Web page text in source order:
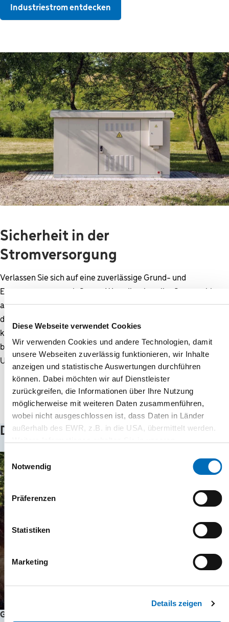
Diese Webseite verwendet Cookies
Wir verwenden Cookies und andere Technologien, damit
unsere Webseiten zuverlässig funktionieren, wir Inhalte
anzeigen und statistische Auswertungen durchführen
können. Dabei möchten wir auf Dienstleister
zurückgreifen, die Informationen über Ihre Nutzung
möglicherweise mit weiteren Daten zusammenführen,
wobei nicht ausgeschlossen ist, dass Daten in Länder
außerhalb des EWR, z.B. in die USA, übermittelt werden.
Einwilligungsauswahl
Notwendig
Präferenzen
Statistiken
Marketing
Details zeigen
Industriestrom entdecken
Sicherheit in der
Stromversorgung
Verlassen Sie sich auf eine zuverlässige Grund- und
Ersatzversorgung mit Strom: Wenn Ihr aktueller Stromanbieter
ausfällt, sind wir innerhalb unseres Netzgebiets immer für Sie
da. Sie müssen nichts unternehmen, denn als Grundversorger
kommen wir auf Sie zu, sobald Sie eine Ersatzversorgung
benötigen. So bekommen Sie auch im Fall der Fälle ohne
Unterbrechung Energie.
Das könnte Sie auch interessieren
Gas für Ihr Business